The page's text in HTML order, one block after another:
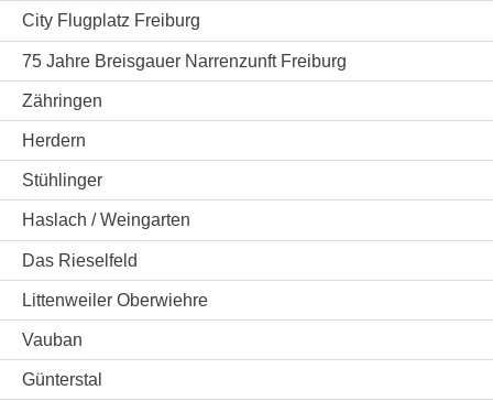
City Flugplatz Freiburg
75 Jahre Breisgauer Narrenzunft Freiburg
Zähringen
Herdern
Stühlinger
Haslach / Weingarten
Das Rieselfeld
Littenweiler Oberwiehre
Vauban
Günterstal